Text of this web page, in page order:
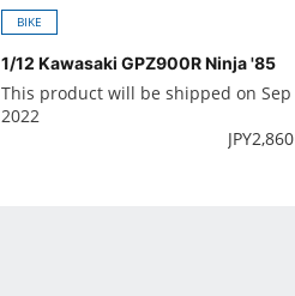
BIKE
1/12 Kawasaki GPZ900R Ninja '85
This product will be shipped on Sep
2022
JPY2,860